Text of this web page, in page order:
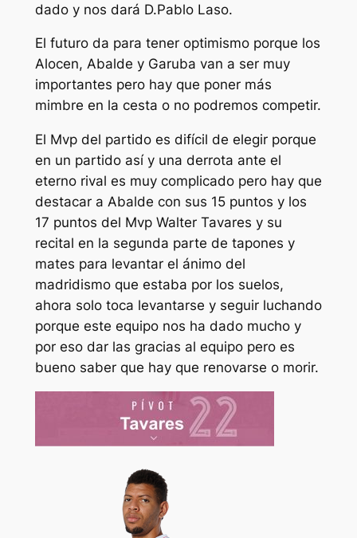
dado y nos dará D.Pablo Laso.
El futuro da para tener optimismo porque los
Alocen, Abalde y Garuba van a ser muy
importantes pero hay que poner más
mimbre en la cesta o no podremos competir.
El Mvp del partido es difícil de elegir porque
en un partido así y una derrota ante el
eterno rival es muy complicado pero hay que
destacar a Abalde con sus 15 puntos y los
17 puntos del Mvp Walter Tavares y su
recital en la segunda parte de tapones y
mates para levantar el ánimo del
madridismo que estaba por los suelos,
ahora solo toca levantarse y seguir luchando
porque este equipo nos ha dado mucho y
por eso dar las gracias al equipo pero es
bueno saber que hay que renovarse o morir.